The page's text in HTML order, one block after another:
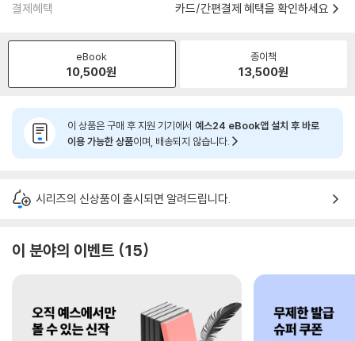
결제혜택 카드/간편결제 혜택을 확인하세요
eBook
10,500원
종이책
13,500원
이 상품은 구매 후 지원 기기에서 예스24 eBook앱 설치 후 바로
이용 가능한 상품이며, 배송되지 않습니다.
시리즈의 신상품이 출시되면 알려드립니다.
이 분야의 이벤트 15